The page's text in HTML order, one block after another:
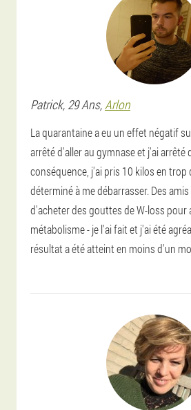
Patrick, 29 Ans, Arlon
La quarantaine a eu un effet négatif
arrêté d'aller au gymnase et j'ai arrêté
conséquence, j'ai pris 10 kilos en trop
déterminé à me débarrasser. Des
d'acheter des gouttes de W-loss pour
métabolisme - je l'ai fait et j'ai été
résultat a été atteint en moins d'un